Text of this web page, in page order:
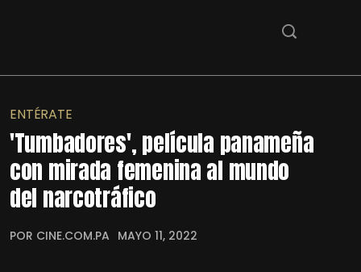
ENTÉRATE
'Tumbadores', película panameña
con mirada femenina al mundo
del narcotráfico
POR CINE.COM.PA MAYO 11, 2022